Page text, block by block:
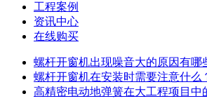
工程案例
资讯中心
在线购买
螺杆开窗机出现噪音大的原因有哪
螺杆开窗机在安装时需要注意什么
高精密电动地弹簧在大工程项目中